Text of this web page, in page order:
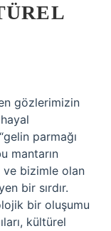
gözlerimizin
parmağı
mantarın
bizimle olan
bir sırdır.
bir oluşumu
kültürel